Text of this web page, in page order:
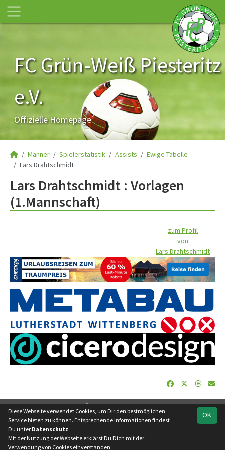
FC Grün-Weiß Piesteritz
e.V.
Offizielle Homepage
Männer Spielerstatistik Assists
Ewige Tabelle
Lars Drahtschmidt
Lars Drahtschmidt : Vorlagen
(1.Mannschaft)
zum Profil
von
Lars Drahtschmidt
soccero.de
Besucherstatistik
Kontakt
OK
Diese Webseite verwendet Cookies, um Dir den bestmöglichen
Service bieten zu können. Entsprechende Informationen findest
Du unter Datenschutz.
Mit der Nutzung der Webseite erklärst Du Dich mit der
Verwendung von Cookies einverstanden.